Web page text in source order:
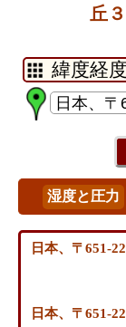
丘
日本、〒651-
日本、〒651-